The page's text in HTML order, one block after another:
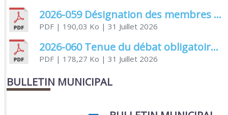
2026-059 Désignation des membres élus et non élus siégeant à la commission électorale
PDF| 190,03 Ko | 31 Juillet 2026
2026-060 Tenue du débat obligatoire relatif à la protection sociale complémentaire
PDF| 178,27 Ko | 31 Juillet 2026
BULLETIN MUNICIPAL